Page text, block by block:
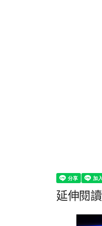
延伸閱讀